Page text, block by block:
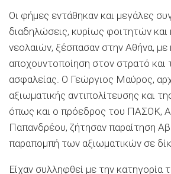
Οι φήμες εντάθηκαν και μεγάλες
διαδηλώσεις, κυρίως φοιτητών
νεολαιών, ξέσπασαν στην Αθήνα, με
αποχουντοποίηση στον στρατό
ασφαλείας. Ο Γεώργιος Μαύρος,
αξιωματικής αντιπολίτευσης και
όπως και ο πρόεδρος του ΠΑΣΟΚ,
Παπανδρέου, ζήτησαν παραίτηση
παραπομπή των αξιωματικών σε
Είχαν συλληφθεί με την